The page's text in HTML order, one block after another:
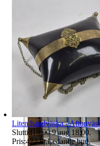
Liten handväska -
Sluttid18:00 9 aug 18:00.
Pris:472 kr,Ledande bud.